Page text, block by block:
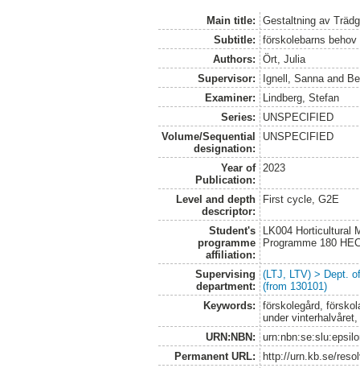
Main title:
Gestaltning av
Subtitle:
förskolebarns
Authors:
Ört, Julia
Supervisor:
Ignell, Sanna and
Examiner:
Lindberg, Stefan
Series:
UNSPECIFIED
Volume/Sequential
designation:
UNSPECIFIED
Year of
Publication:
2023
Level and depth
descriptor:
First cycle, G2E
Student's
programme
affiliation:
LK004 Horticultural
Programme 180
Supervising
department:
(LTJ, LTV) > Dept.
(from 130101)
Keywords:
förskolegård,
under
URN:NBN:
Permanent URL:
http://urn.kb.se/